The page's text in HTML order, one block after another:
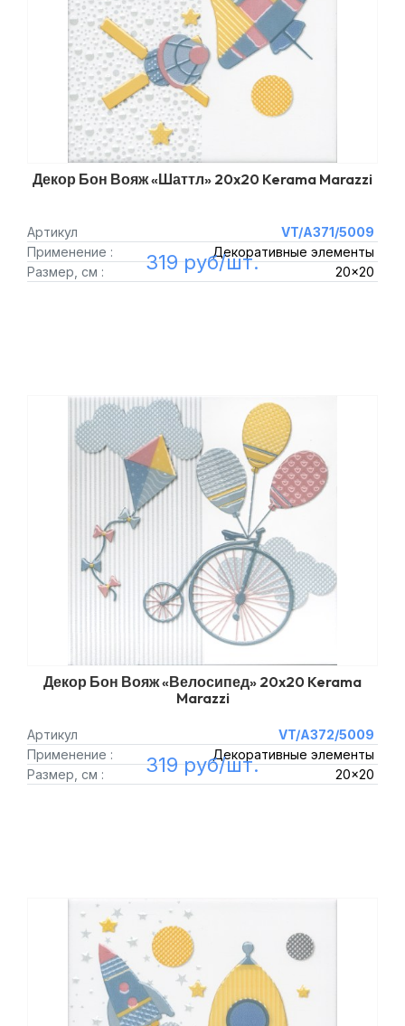
Декор Бон Вояж «Шаттл» 20x20 Kerama Marazzi
Артикул
VT/A371/5009
Применение :
Декоративные элементы
Размер, см :
20x20
319 руб/шт.
Декор Бон Вояж «Велосипед» 20x20 Kerama
Marazzi
Артикул
VT/A372/5009
Применение :
Декоративные элементы
Размер, см :
20x20
319 руб/шт.